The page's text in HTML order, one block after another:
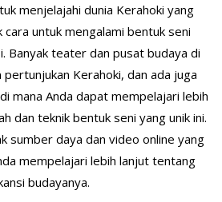
menjelajahi dunia Kerahoki yang
cara untuk mengalami bentuk seni
Banyak teater dan pusat budaya di
pertunjukan Kerahoki, dan ada juga
mana Anda dapat mempelajari lebih
dan teknik bentuk seni yang unik ini.
sumber daya dan video online yang
mempelajari lebih lanjut tentang
budayanya.